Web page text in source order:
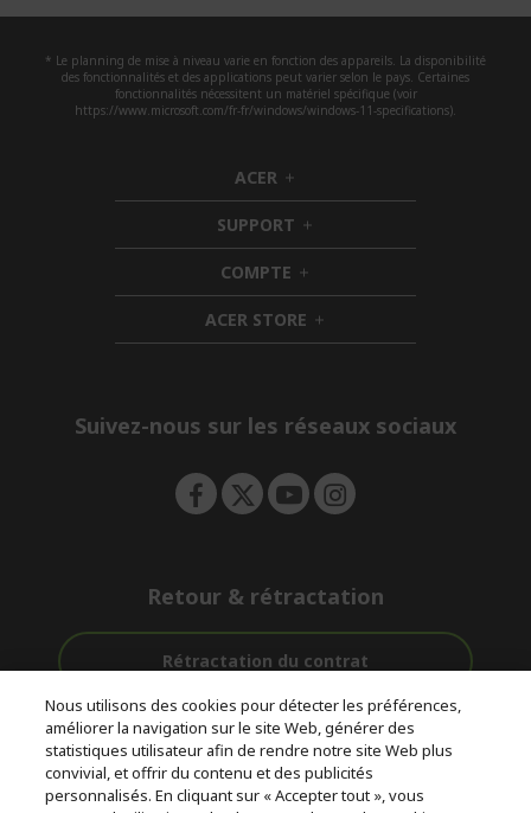
* Le planning de mise à niveau varie en fonction des appareils. La disponibilité
des fonctionnalités et des applications peut varier selon le pays. Certaines
fonctionnalités nécessitent un matériel spécifique (voir
https://www.microsoft.com/fr-fr/windows/windows-11-specifications).
ACER h
i
d
d
e
n
SUPPORT h
i
d
d
e
n
COMPTE h
i
d
d
ACER STORE h
i
e
Suivez-nous sur les réseaux sociaux
Retour & rétractation
Rétractation du contrat
Livraison
Gratuite
Accompagnement
avant et après-
vente
Avec 0%
D'intérêt
Nous utilisons des cookies pour détecter les préférences,
améliorer la navigation sur le site Web, générer des
statistiques utilisateur afin de rendre notre site Web plus
convivial, et offrir du contenu et des publicités
personnalisés. En cliquant sur « Accepter tout », vous